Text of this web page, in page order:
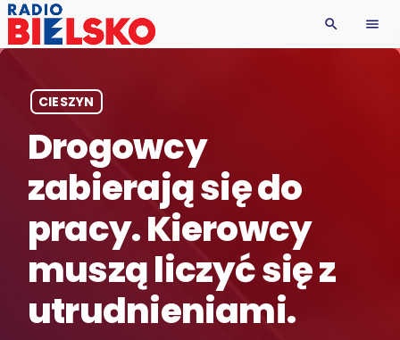
search menu
CIESZYN
Drogowcy
zabierają się do
pracy. Kierowcy
muszą liczyć się z
utrudnieniami.